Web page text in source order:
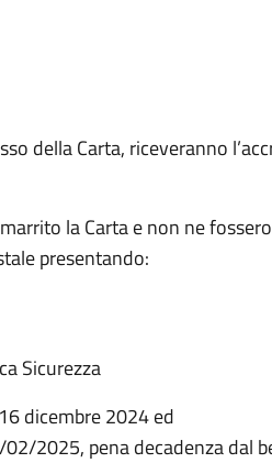
della Carta, riceveranno
la Carta e non ne
presentando:
Sicurezza
dicembre 2024 ed
2025, pena decadenza dal